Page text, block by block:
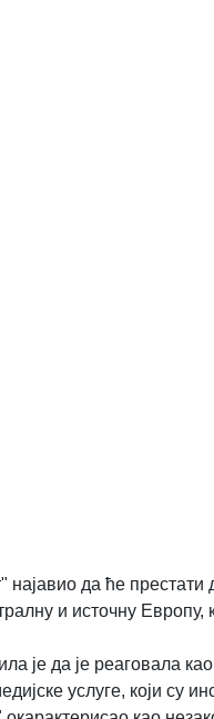
најавио да ће
и источну
је да је реаговала
услуге, који